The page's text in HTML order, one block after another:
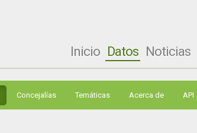
Inicio Datos Noticias
Concejalías Temáticas Acerca de API